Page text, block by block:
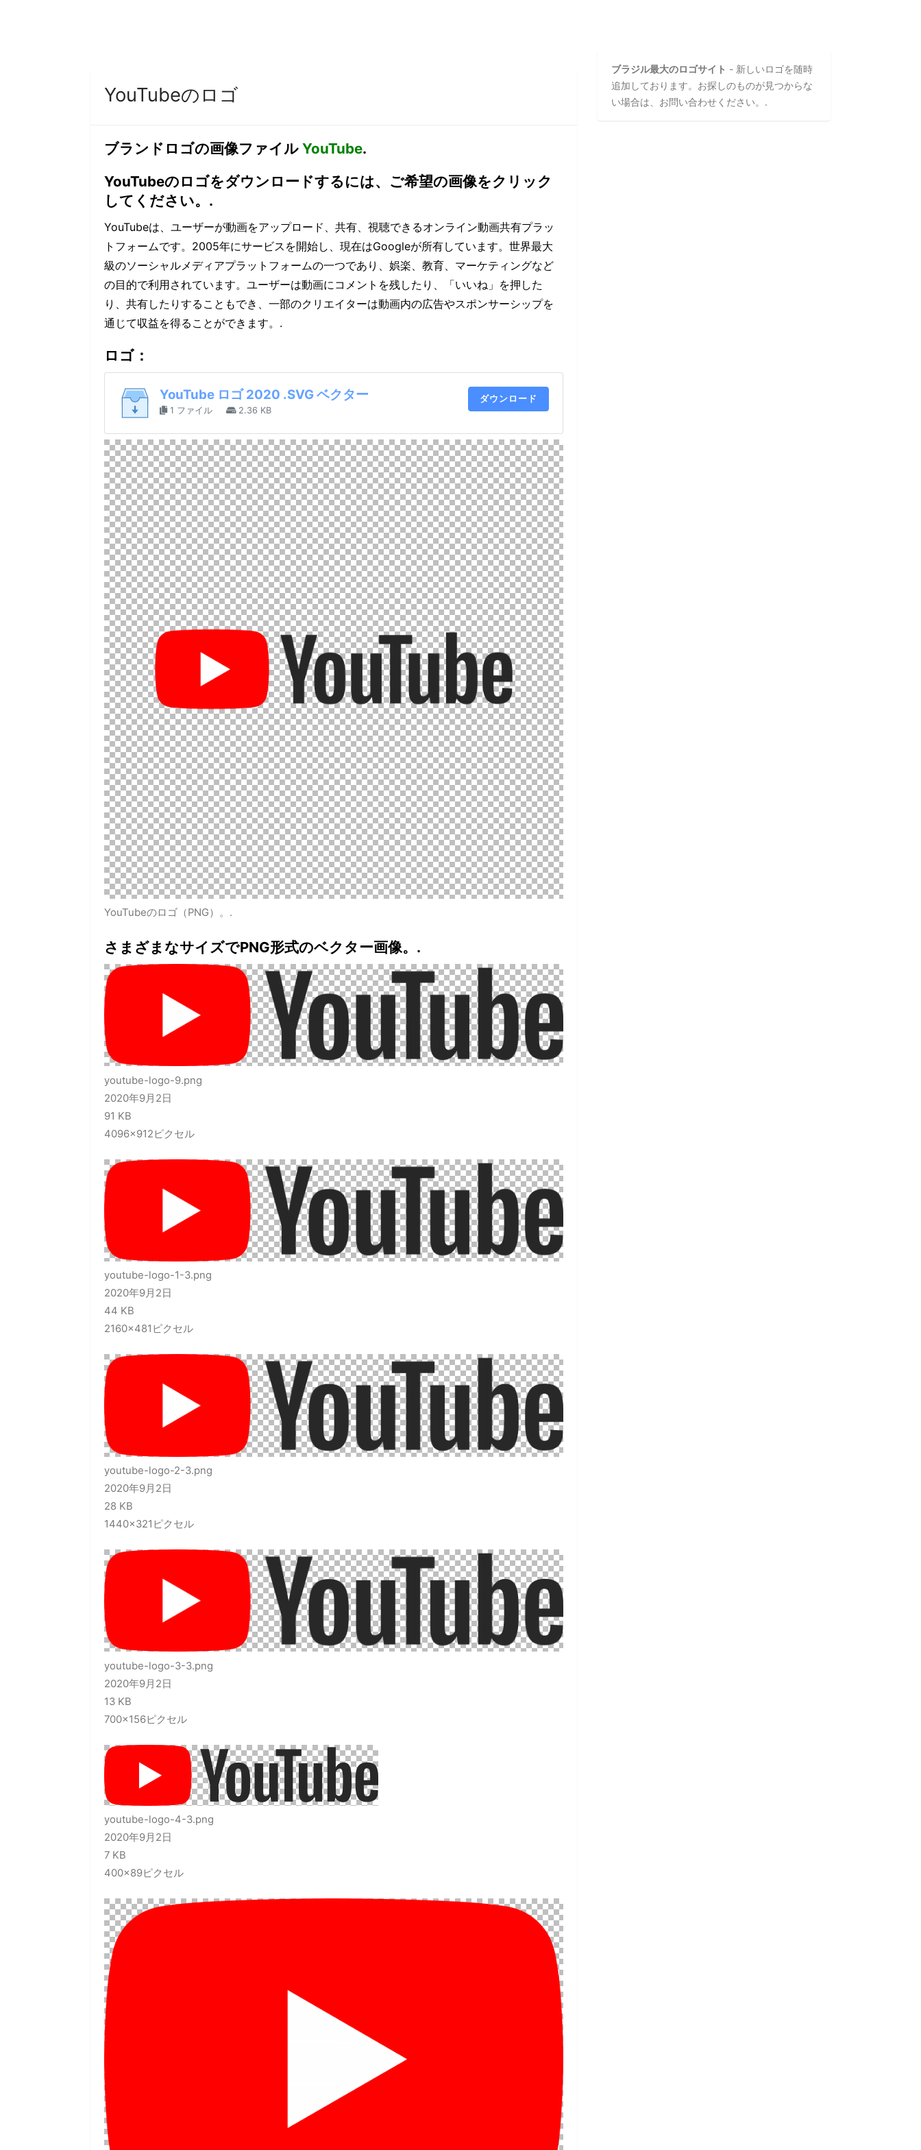
YouTubeのロゴ
ブランドロゴの画像ファイル YouTube.
YouTubeのロゴをダウンロードするには、ご希望の画像をクリック
してください。.
YouTubeは、ユーザーが動画をアップロード、共有、視聴できるオンライン動画共有プラッ
トフォームです。2005年にサービスを開始し、現在はGoogleが所有しています。世界最大
級のソーシャルメディアプラットフォームの一つであり、娯楽、教育、マーケティングなど
の目的で利用されています。ユーザーは動画にコメントを残したり、「いいね」を押した
り、共有したりすることもでき、一部のクリエイターは動画内の広告やスポンサーシップを
通じて収益を得ることができます。.
ロゴ：
YouTube ロゴ 2020 .SVG ベクター
1 ファイル 2.36 KB
ダウンロード
YouTubeのロゴ（PNG）。.
さまざまなサイズでPNG形式のベクター画像。.
youtube-logo-9.png
2020年9月2日
91 KB
4096×912ピクセル
youtube-logo-1-3.png
2020年9月2日
44 KB
2160×481ピクセル
youtube-logo-2-3.png
2020年9月2日
28 KB
1440×321ピクセル
youtube-logo-3-3.png
2020年9月2日
13 KB
700×156ピクセル
youtube-logo-4-3.png
2020年9月2日
7 KB
400×89ピクセル
ブラジル最大のロゴサイト - 新しいロゴを随時
追加しております。お探しのものが見つからな
い場合は、お問い合わせください。.